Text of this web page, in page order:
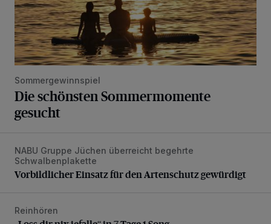
Sommergewinnspiel
Die schönsten Sommermomente
gesucht
Vorbildlicher Einsatz für den Artenschutz gewürdigt
NABU Gruppe Jüchen überreicht begehrte
Schwalbenplakette
Vorbildlicher Einsatz für den Artenschutz gewürdigt
„Loss dir nix jefalle“ in 7 Tage 1 Song
Reinhören